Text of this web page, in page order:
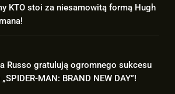
formą Hugh Jackmana!
FILMY
Bracia Russo gratulują
KTO stoi za niesamowitą formą Hugh
Russo gratulują ogromnego sukcesu
MAN: BRAND NEW DAY”!
Trailer „AVENGERS: ENDGAME
ENCORE” nadchodzi!
Wiemy KTO stoi za niesamowitą